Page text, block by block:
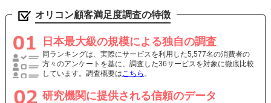
オリコン顧客満足度調査の特徴
日本最大級の規模による独自の調査
同ランキングは、実際にサービスを利用した5,577名の消費者の
方々のアンケートを基に、調査した36サービスを対象に徹底比較
しています。調査概要はこちら 。
研究機関に提供される信頼のデータ